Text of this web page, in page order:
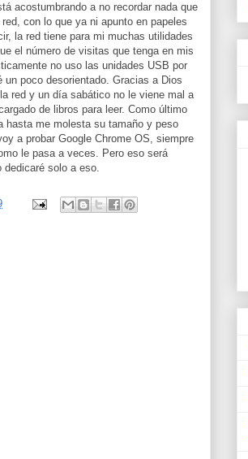
acostumbrando a no recordar nada que
con lo que ya ni apunto en papeles
la red tiene para mi muchas utilidades
el número de visitas que tenga en mis
no uso las unidades USB por
poco desorientado. Gracias a Dios
red y un día sabático no le viene mal a
de libros para leer. Como último
hasta me molesta su tamaño y peso
a probar Google Chrome OS, siempre
le pasa a veces. Pero eso será
dedicaré solo a eso.